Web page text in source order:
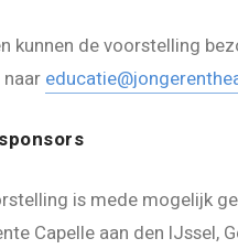
kunnen de voorstelling
is mede mogelijk
Capelle aan den IJssel,